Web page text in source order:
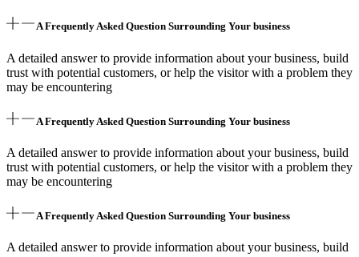
A Frequently Asked Question Surrounding Your business
A detailed answer to provide information about your business, build
trust with potential customers, or help the visitor with a problem they
may be encountering
A Frequently Asked Question Surrounding Your business
A detailed answer to provide information about your business, build
trust with potential customers, or help the visitor with a problem they
may be encountering
A Frequently Asked Question Surrounding Your business
A detailed answer to provide information about your business, build